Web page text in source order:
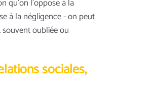
qu’on l’oppose à la
à la négligence - on peut
oubliée ou
sociales,